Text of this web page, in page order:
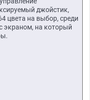
джойстик,
цвета на выбор, среди
экраном, на который